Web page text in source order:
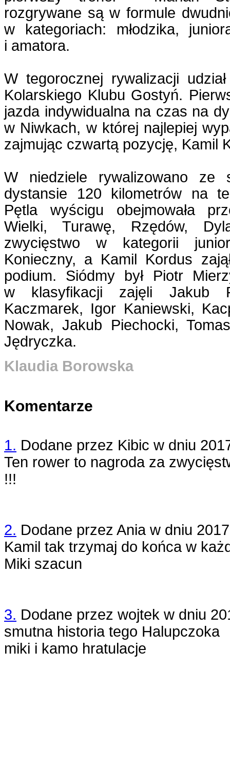
rozgrywane są w formule
w kategoriach: młodzika,
i amatora.
W tegorocznej rywalizacji
Kolarskiego Klubu Gostyń.
jazda indywidualna na czas na
w Niwkach, w której najlepiej
zajmując czwartą pozycję, Kamil
W niedziele rywalizowano ze
dystansie 120 kilometrów na
Pętla wyścigu obejmowała
Wielki, Turawę, Rzędów,
zwycięstwo w kategorii
Konieczny, a Kamil Kordus
podium. Siódmy był Piotr
w klasyfikacji zajęli Jakub
Kaczmarek, Igor Kaniewski,
Nowak, Jakub Piechocki,
Jędryczka.
Klaudia Borowska
Komentarze
1. Dodane przez Kibic w dniu
Ten rower to nagroda za
!!!
2. Dodane przez Aniaw dniu
Kamil tak trzymaj do końca w
Miki szacun
3. Dodane przez wojtek w dniu
smutna historia tego Halupczoka
miki i kamo hratulacje